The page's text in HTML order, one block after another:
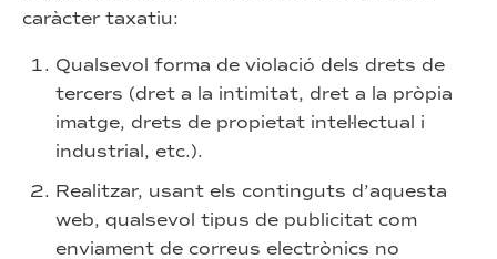
caràcter taxatiu:
Qualsevol forma de violació dels drets de
tercers (dret a la intimitat, dret a la pròpia
imatge, drets de propietat intel·lectual i
industrial, etc.).
Realitzar, usant els continguts d’aquesta
web, qualsevol tipus de publicitat com
enviament de correus electrònics no